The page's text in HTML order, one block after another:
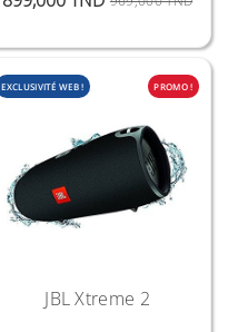
EXCLUSIVITÉ WEB ! PROMO !
JBL Xtreme 2